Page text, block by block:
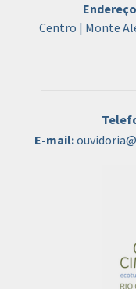
Centro | Monte
E-mail: